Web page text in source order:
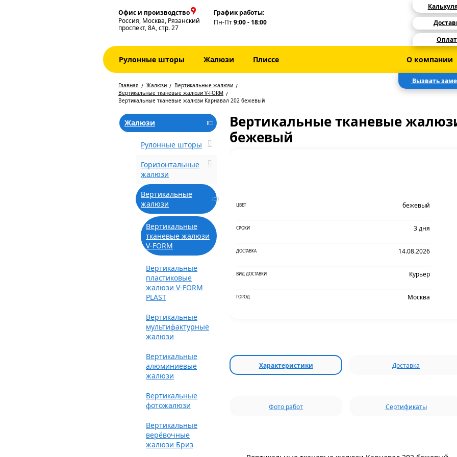
Офис и производство
Россия, Москва, Рязанский
проспект, 8А, стр. 27
График работы:
Пн-Пт9:00 - 18:00
Рулонные шторы Жалюзи Плиссе О компании
Вызвать
Главная Жалюзи
Вертикальные жалюзи
Вертикальные тканевые жалюзи V-FORM
Вертикальные тканевые жалюзи Карнавал 202 бежевый
Жалюзи
Рулонные шторы
Горизонтальные
жалюзи
Вертикальные
жалюзи
Вертикальные
тканевые жалюзи
V-FORM
Вертикальные
пластиковые
жалюзи V-FORM
PLAST
Вертикальные
мультифактурные
жалюзи
Вертикальные
алюминиевые
жалюзи
Вертикальные
фотожалюзи
Вертикальные
верёвочные
жалюзи Бриз
Вертикальные тканевые
бежевый
ЦВЕТ бежевый
СРОКИ 3 дня
ДОСТАВКА 14.08.2026
ВИД ДОСТАВКИ Курьер
ГОРОД Москва
Характеристики Доставка
Фото работ Сертификаты